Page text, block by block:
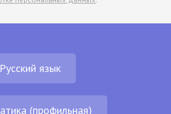
Русский язык
(профильная)